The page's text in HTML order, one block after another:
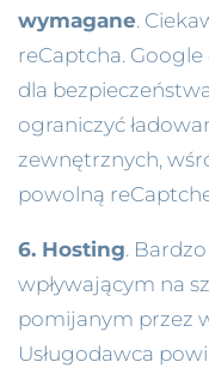
wymagane.
reCaptcha.
dla
ograniczyć
zewnętrznych,
powolną
6. Hosting.
wpływającym na
pomijanym przez
Usługodawca